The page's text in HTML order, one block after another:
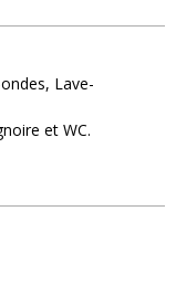
Lave-
et WC